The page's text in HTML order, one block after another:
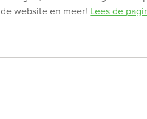
website en meer! Lees de